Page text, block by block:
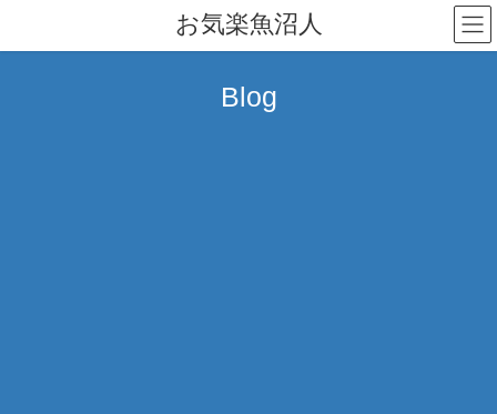
テ
ゲ
お気楽魚沼人
Blog